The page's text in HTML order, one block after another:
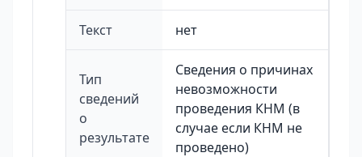
Текст нет
Тип
сведений
о
результате
Сведения о причинах
невозможности
проведения КНМ (в
случае если КНМ не
проведено)